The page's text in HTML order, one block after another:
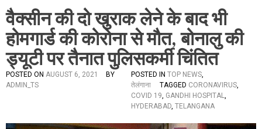
वैक्सीन की दो खुराक लेने के बाद भी
होमगार्ड की कोरोना से मौत, बोनालु की
ड्यूटी पर तैनात पुलिसकर्मी चिंतित
POSTED ON AUGUST 6, 2021
BY
ADMIN_TS
POSTED IN TOP NEWS,
तेलंगाना
TAGGED CORONAVIRUS,
COVID 19, GANDHI HOSPITAL,
HYDERABAD, TELANGANA